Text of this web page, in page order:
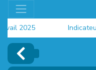
2025